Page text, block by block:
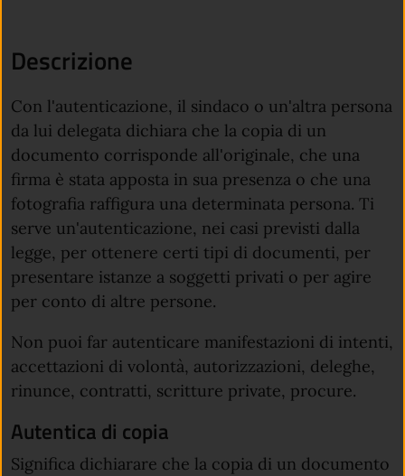
Descrizione
Con l'autenticazione, il sindaco o un'altra persona
da lui delegata dichiara che la copia di un
documento corrisponde all'originale, che una
firma è stata apposta in sua presenza o che una
fotografia raffigura una determinata persona. Ti
serve un'autenticazione, nei casi previsti dalla
legge, per ottenere certi tipi di documenti, per
presentare istanze a soggetti privati o per agire
per conto di altre persone.
Non puoi far autenticare manifestazioni di intenti,
accettazioni di volontà, autorizzazioni, deleghe,
rinunce, contratti, scritture private, procure.
Autentica di copia
Significa dichiarare che la copia di un documento